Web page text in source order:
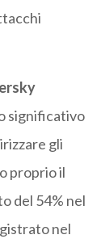
significativo
gli
proprio il
del 54% nel
nel